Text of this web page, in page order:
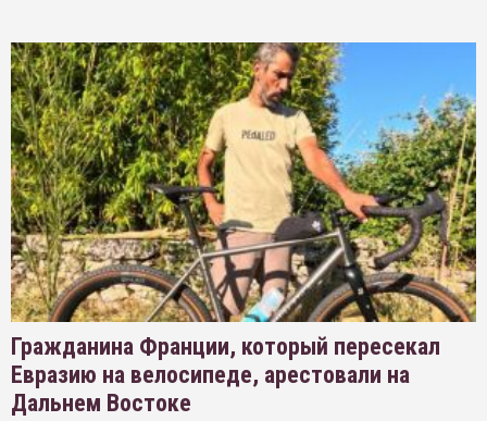
Гражданина Франции, который пересекал
Евразию на велосипеде, арестовали на
Дальнем Востоке